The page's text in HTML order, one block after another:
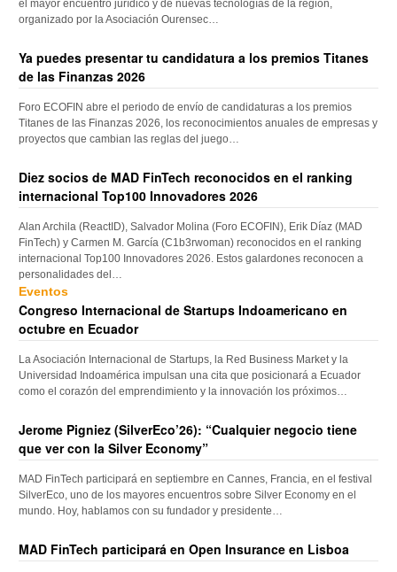
el mayor encuentro jurídico y de nuevas tecnologías de la región,
organizado por la Asociación Ourensec…
Ya puedes presentar tu candidatura a los premios Titanes
de las Finanzas 2026
Foro ECOFIN abre el periodo de envío de candidaturas a los premios
Titanes de las Finanzas 2026, los reconocimientos anuales de empresas y
proyectos que cambian las reglas del juego…
Diez socios de MAD FinTech reconocidos en el ranking
internacional Top100 Innovadores 2026
Alan Archila (ReactID), Salvador Molina (Foro ECOFIN), Erik Díaz (MAD
FinTech) y Carmen M. García (C1b3rwoman) reconocidos en el ranking
internacional Top100 Innovadores 2026. Estos galardones reconocen a
personalidades del…
Eventos
Congreso Internacional de Startups Indoamericano en
octubre en Ecuador
La Asociación Internacional de Startups, la Red Business Market y la
Universidad Indoamérica impulsan una cita que posicionará a Ecuador
como el corazón del emprendimiento y la innovación los próximos…
Jerome Pigniez (SilverEco’26): “Cualquier negocio tiene
que ver con la Silver Economy”
MAD FinTech participará en septiembre en Cannes, Francia, en el festival
SilverEco, uno de los mayores encuentros sobre Silver Economy en el
mundo. Hoy, hablamos con su fundador y presidente…
MAD FinTech participará en Open Insurance en Lisboa